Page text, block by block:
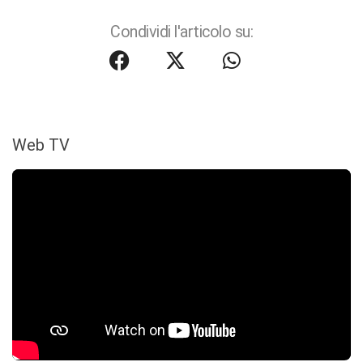
Condividi l'articolo su:
Web TV